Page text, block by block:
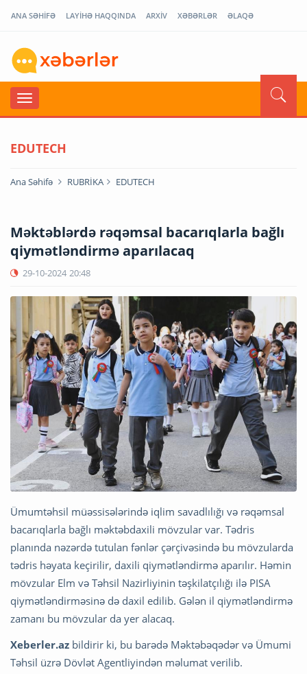
ANA SƏHİFƏ LAYİHƏ HAQQINDA ARXİV XƏBƏRLƏR ƏLAQƏ
EDUTECH
Ana Səhifə RUBRİKA EDUTECH
Məktəblərdə rəqəmsal bacarıqlarla bağlı
qiymətləndirmə aparılacaq
29-10-2024 20:48
Ümumtəhsil müəssisələrində iqlim savadlılığı və rəqəmsal
bacarıqlarla bağlı məktəbdaxili mövzular var. Tədris
planında nəzərdə tutulan fənlər çərçivəsində bu mövzularda
tədris həyata keçirilir, daxili qiymətləndirmə aparılır. Həmin
mövzular Elm və Təhsil Nazirliyinin təşkilatçılığı ilə PISA
qiymətləndirməsinə də daxil edilib. Gələn il qiymətləndirmə
zamanı bu mövzular da yer alacaq.
Xeberler.az bildirir ki, bu barədə Məktəbəqədər və Ümumi
Təhsil üzrə Dövlət Agentliyindən məlumat verilib.